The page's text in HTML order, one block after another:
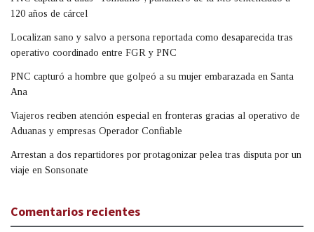
120 años de cárcel
Localizan sano y salvo a persona reportada como desaparecida tras
operativo coordinado entre FGR y PNC
PNC capturó a hombre que golpeó a su mujer embarazada en Santa
Ana
Viajeros reciben atención especial en fronteras gracias al operativo de
Aduanas y empresas Operador Confiable
Arrestan a dos repartidores por protagonizar pelea tras disputa por un
viaje en Sonsonate
Comentarios recientes